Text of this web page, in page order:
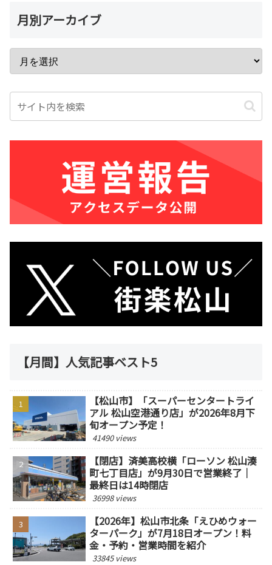
月別アーカイブ
【月間】人気記事ベスト5
【松山市】「スーパーセンタートライ
アル 松山空港通り店」が2026年8月下
旬オープン予定！
41490 views
【閉店】済美高校横「ローソン 松山湊
町七丁目店」が9月30日で営業終了｜
最終日は14時閉店
36998 views
【2026年】松山市北条「えひめウォー
ターパーク」が7月18日オープン！料
金・予約・営業時間を紹介
33845 views